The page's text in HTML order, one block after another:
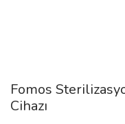
Fomos
Cihazı